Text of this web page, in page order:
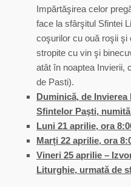
Impărtăşirea celor
face la sfârşitul Sfintei
coşurilor cu ouă roşii şi
stropite cu vin şi
atât în noaptea Invierii,
de Pasti).
Duminică, de Invierea
Sfintelor Paşti,
Luni 21 aprilie, ora
Marți 22 aprilie, ora
Vineri 25 aprilie –
Liturghie, urmatăde